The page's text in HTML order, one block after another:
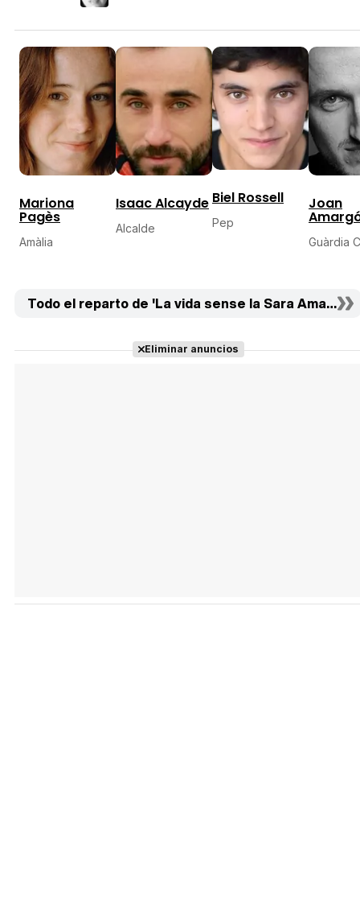
Mariona
Pagès
Amàlia
Isaac Alcayde
Alcalde
Biel Rossell
Pep
Joan
Guàrdia
Todo el reparto de 'La vida sense la Sara Amat' (14)
Eliminar anuncios